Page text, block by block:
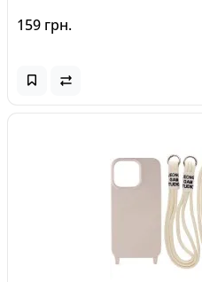
159 грн.